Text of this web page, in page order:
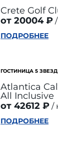
Crete Golf
от 20004 ₽
ПОДРОБНЕЕ
ГОСТИНИЦА 5 ЗВЕЗД
Atlantica
All Inclusive
от 42612 ₽
ПОДРОБНЕЕ